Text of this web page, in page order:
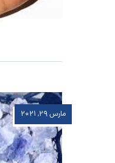
مارس ۲۹, ۲۰۲۱